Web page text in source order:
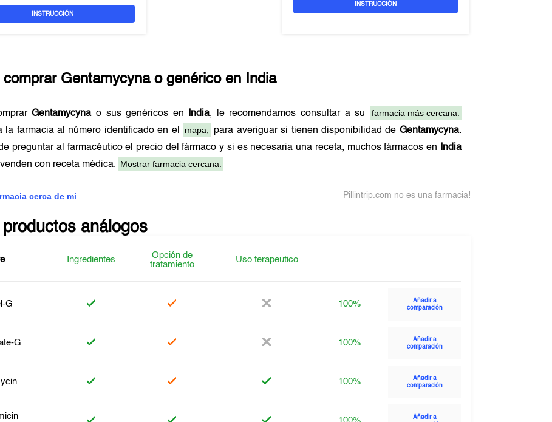
INSTRUCCIÓN
INSTRUCCIÓN
comprar Gentamycynao genérico en India
Gentamycynao sus genéricos en India, le recomendamos consultar a su
farmacia más cercana.
la farmacia al número identificado en el
mapa, para averiguar si tienen disponibilidad de Gentamycyna.
preguntar al farmacéutico el precio del fármaco y si es necesaria una receta, muchos fármacos en
India
con receta médica. Mostrar farmacia cercana.
cerca de mi Pillintrip.com no es una farmacia!
análogos
Ingredientes
Opción de
tratamiento
Uso terapeutico
G 100%
Añadir a
comparación
G 100%
Añadir a
comparación
100%
Añadir a
comparación
Añadir a